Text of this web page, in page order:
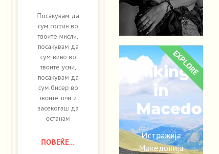
Посакувам да
сум гостин во
твоите мисли,
посакувам да
сум вино во
твоите усни,
посакувам да
сум бисер во
твоите очи и
засекогаш да
останам
ПОВЕЌЕ...
Hiking
in
Истражија
Македонија
EXPLORE